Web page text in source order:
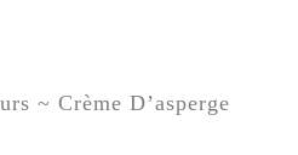
~ Crème D’asperge